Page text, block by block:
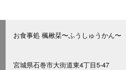
お食事処 楓楸栞〜ふうしゅうかん〜
宮城県石巻市大街道東4丁目5-47